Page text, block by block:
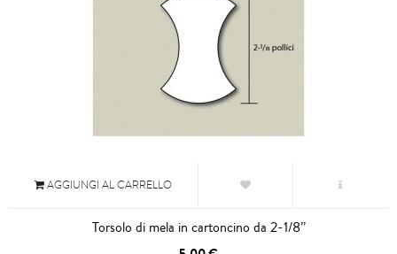
AGGIUNGI AL CARRELLO
Torsolo di mela in cartoncino da 2-1/8”